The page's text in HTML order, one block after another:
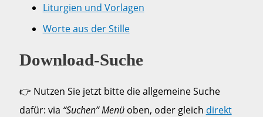
Liturgien und Vorlagen
Worte aus der Stille
Download-Suche
👉 Nutzen Sie jetzt bitte die allgemeine Suche
dafür: via “Suchen” Menüoben, oder gleich direkt